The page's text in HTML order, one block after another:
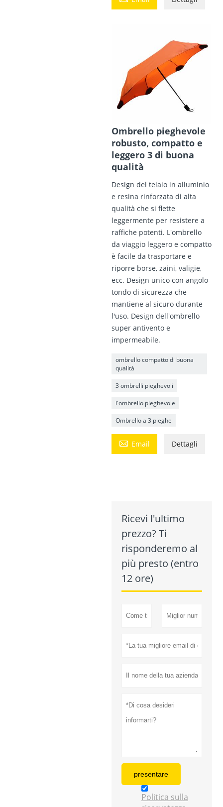
Ombrello pieghevole
robusto, compatto e
leggero 3 di buona
qualità
Design del telaio in alluminio
e resina rinforzata di alta
qualità che si flette
leggermente per resistere a
raffiche potenti. L'ombrello
da viaggio leggero e compatto
è facile da trasportare e
riporre borse, zaini, valigie,
ecc. Design unico con angolo
tondo di sicurezza che
mantiene al sicuro durante
l'uso. Design dell'ombrello
super antivento e
impermeabile.
ombrello compatto di buona
qualità
3 ombrelli pieghevoli
l'ombrello pieghevole
Ombrello a 3 pieghe
 Email Dettagli
Ricevi l'ultimo
prezzo? Ti
risponderemo al
più presto (entro
12 ore)
presentare
Politica sulla